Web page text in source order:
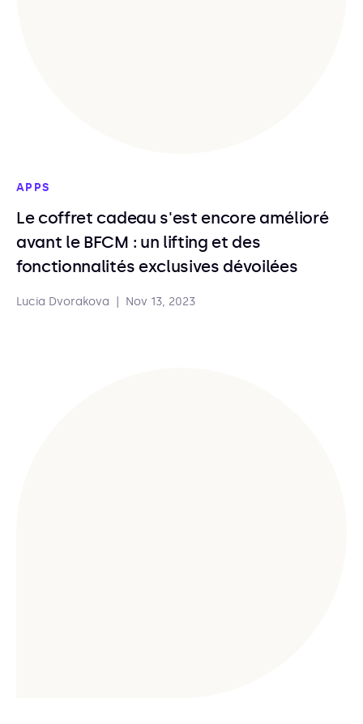
APPS
Le coffret cadeau s'est encore amélioré
avant le BFCM : un lifting et des
fonctionnalités exclusives dévoilées
Lucia Dvorakova Nov 13, 2023